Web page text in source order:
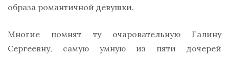
образа романтичной девушки.
Многие помнят ту очаровательную Галину
Сергеевну, самую умную из пяти дочерей